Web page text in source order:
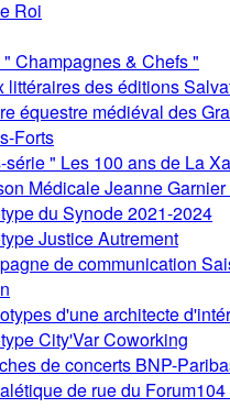
Roi
Champagnes & Chefs "
littéraires des éditions
équestre médiéval des
Forts
série " Les 100 ans de La
Médicale Jeanne
du Synode 2021-2024
Justice Autrement
de communication
d'une architecte
City'Var Coworking
de concerts BNP-
de rue du